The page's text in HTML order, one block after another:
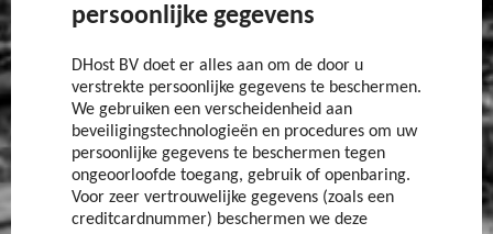
persoonlijke gegevens
DHost BV doet er alles aan om de door u
verstrekte persoonlijke gegevens te beschermen.
We gebruiken een verscheidenheid aan
beveiligingstechnologieën en procedures om uw
persoonlijke gegevens te beschermen tegen
ongeoorloofde toegang, gebruik of openbaring.
Voor zeer vertrouwelijke gegevens (zoals een
creditcardnummer) beschermen we deze